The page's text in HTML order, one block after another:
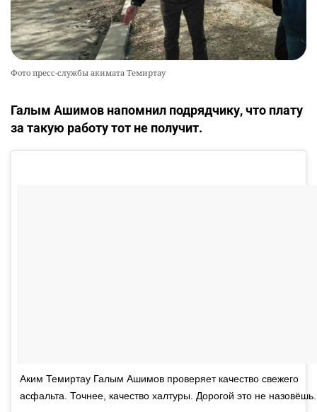
Фото пресс-службы акимата Темиртау
Галым Ашимов напомнил подрядчику, что плату
за такую работу тот не получит.
Аким Темиртау Галым Ашимов проверяет качество свежего
асфальта. Точнее, качество халтуры. Дорогой это не назовёшь.